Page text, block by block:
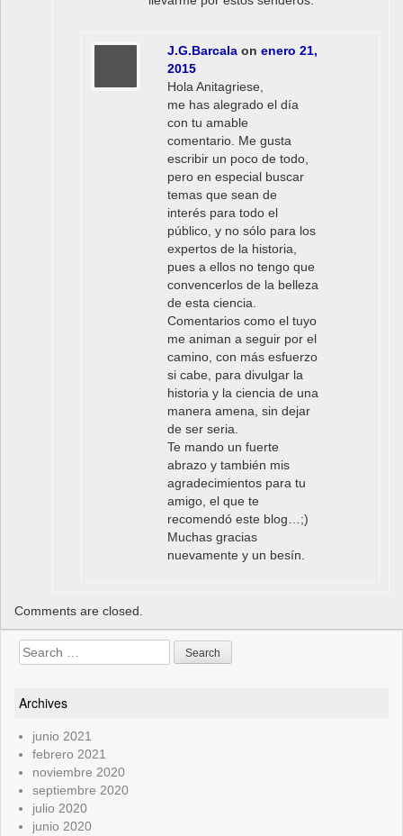
J.G.Barcala on enero 21,
2015
Hola Anitagriese,
me has alegrado el día
con tu amable
comentario. Me gusta
escribir un poco de todo,
pero en especial buscar
temas que sean de
interés para todo el
público, y no sólo para los
expertos de la historia,
pues a ellos no tengo que
convencerlos de la belleza
de esta ciencia.
Comentarios como el tuyo
me animan a seguir por el
camino, con más esfuerzo
si cabe, para divulgar la
historia y la ciencia de una
manera amena, sin dejar
de ser seria.
Te mando un fuerte
abrazo y también mis
agradecimientos para tu
amigo, el que te
recomendó este blog…;)
Muchas gracias
nuevamente y un besín.
Comments are closed.
Search
for:
Archives
junio 2021
febrero 2021
noviembre 2020
septiembre 2020
julio 2020
junio 2020